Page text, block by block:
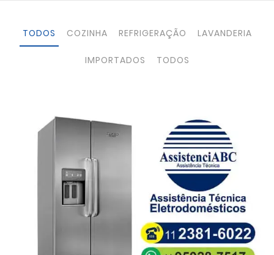
TODOS COZINHA REFRIGERAÇÃO LAVANDERIA
IMPORTADOS TODOS